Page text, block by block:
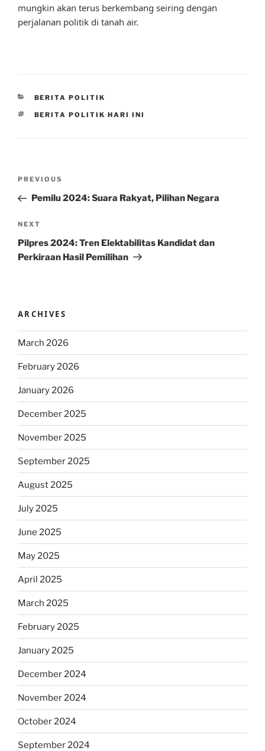
mungkin akan terus berkembang seiring dengan
perjalanan politik di tanah air.
CATEGORIES
BERITA POLITIK
TAGS
BERITA POLITIK HARI INI
Previous
Post
PREVIOUS
Pemilu 2024: Suara Rakyat, Pilihan Negara
Next
Post
NEXT
Pilpres 2024: Tren Elektabilitas Kandidat dan
Perkiraan Hasil Pemilihan
ARCHIVES
March 2026
February 2026
January 2026
December 2025
November 2025
September 2025
August 2025
July 2025
June 2025
May 2025
April 2025
March 2025
February 2025
January 2025
December 2024
November 2024
October 2024
September 2024